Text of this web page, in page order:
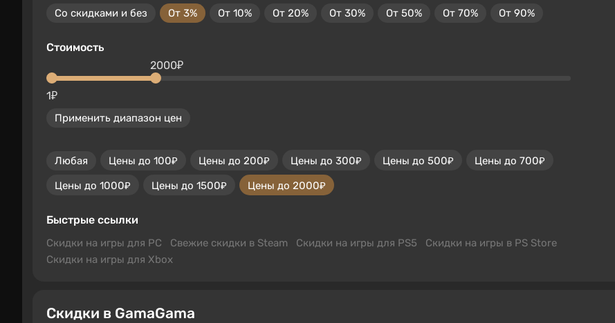
Со скидками и без От 3% От 10% От 20% От 30% От 50% От 70% От 90%
Стоимость
1₽
2000₽
Применить диапазон цен
Любая Цены до 100₽ Цены до 200₽ Цены до 300₽ Цены до 500₽
Цены до 700₽
Цены до 1000₽
Цены до 1500₽ Цены до 2000₽
Быстрые ссылки
Скидки на игры для PC Свежие скидки в Steam Скидки на игры для PS5
Скидки на игры в PS Store
Скидки на игры для Xbox
Скидки в GamaGama